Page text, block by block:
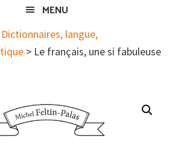
MENU
Dictionnaires, langue,
> Le français, une si fabuleuse